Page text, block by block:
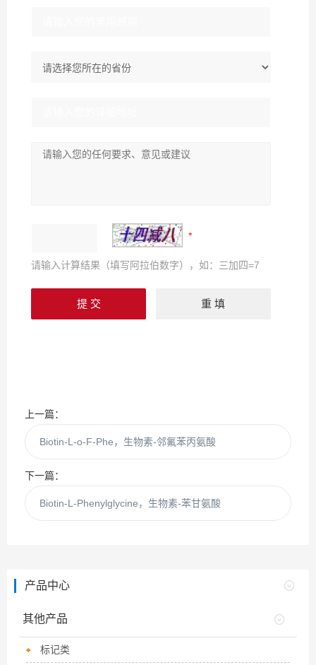
请输入计算结果（填写阿拉伯数字），如：三加四=7
上一篇：
Biotin-L-o-F-Phe，生物素-邻氟苯丙氨酸
下一篇：
Biotin-L-Phenylglycine，生物素-苯甘氨酸
产品中心
其他产品
标记类